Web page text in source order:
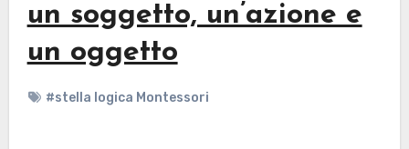
un soggetto, un’azione e
un oggetto
#stella logica Montessori